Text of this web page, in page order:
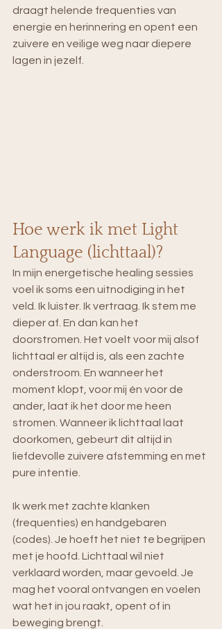
draagt helende frequenties van
energie en herinnering en opent een
zuivere en veilige weg naar diepere
lagen in jezelf.
Hoe werk ik met Light
Language (lichttaal)?
In mijn energetische healing sessies
voel ik soms een uitnodiging in het
veld. Ik luister. Ik vertraag. Ik stem me
dieper af. En dan kan het
doorstromen. Het voelt voor mij alsof
lichttaal er altijd is, als een zachte
onderstroom. En wanneer het
moment klopt, voor mij én voor de
ander, laat ik het door me heen
stromen. Wanneer ik lichttaal laat
doorkomen, gebeurt dit altijd in
liefdevolle zuivere afstemming en met
pure intentie.
Ik werk met zachte klanken
(frequenties) en handgebaren
(codes). Je hoeft het niet te begrijpen
met je hoofd. Lichttaal wil niet
verklaard worden, maar gevoeld. Je
mag het vooral ontvangen en voelen
wat het in jou raakt, opent of in
beweging brengt.